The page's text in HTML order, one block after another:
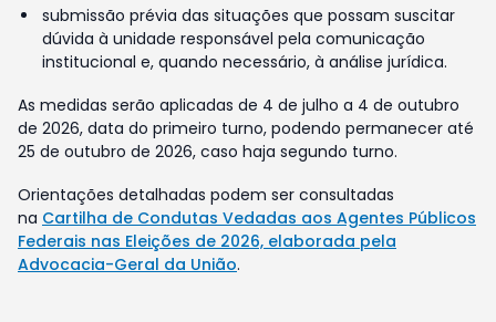
submissão prévia das situações que possam suscitar
dúvida à unidade responsável pela comunicação
institucional e, quando necessário, à análise jurídica.
As medidas serão aplicadas de 4 de julho a 4 de outubro
de 2026, data do primeiro turno, podendo permanecer até
25 de outubro de 2026, caso haja segundo turno.
Orientações detalhadas podem ser consultadas
na Cartilha de Condutas Vedadas aos Agentes Públicos
Federais nas Eleições de 2026, elaborada pela
Advocacia-Geral da União.